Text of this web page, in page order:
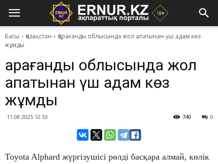
Басы Қазақстан
Қарағанды облысында жол апатынан үш адам көз
жұмды
Қарағанды облысында жол
апатынан үш адам көз
жұмды
11.08.2025 12:53 0
740
Toyota Alphard жүргізушісі рөлді басқара алмай, көлік